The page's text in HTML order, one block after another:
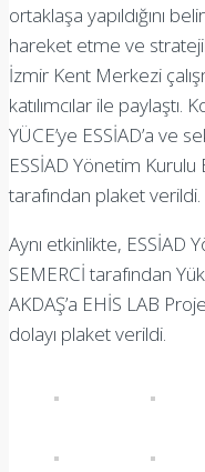
ortaklaşa yapıldığını
hareket etme ve
İzmir Kent Merkezi
katılımcılar ile paylaştı.
YÜCE’ye ESSİAD’a ve
ESSİAD Yönetim Kurulu
tarafından plaket verildi.
Aynı etkinlikte, ESSİAD
SEMERCİ tarafından
AKDAŞ’a EHİS LAB
dolayı plaket verildi.